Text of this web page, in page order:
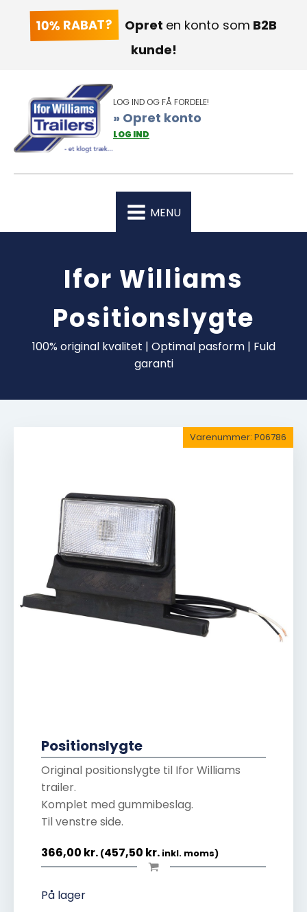
10% RABAT? Opret en konto som B2B
kunde!
LOG IND OG FÅ FORDELE!
» Opret konto
LOG IND
MENU
Ifor Williams
Positionslygte
100% original kvalitet | Optimal pasform | Fuld
garanti
Positionslygte
Original positionslygte til Ifor Williams
trailer.
Komplet med gummibeslag.
Til venstre side.
366,00 kr. (457,50 kr. inkl. moms)
På lager
Varenummer: P06786